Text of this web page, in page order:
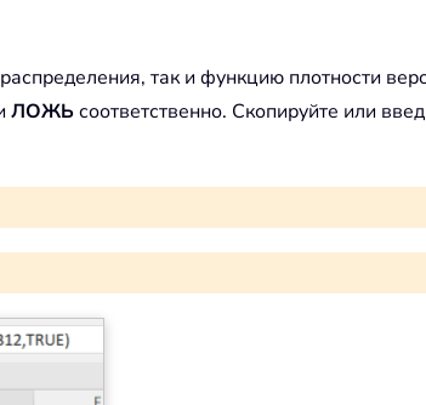
так и функцию плотности
ЛОЖЬсоответственно. Скопируйте или